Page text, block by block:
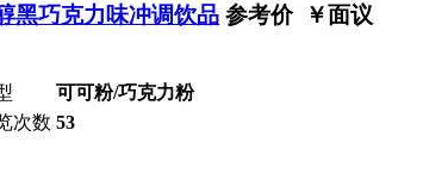
黑巧克力味冲调饮品 参考价 ￥面议
可可粉/巧克力粉
次数 53